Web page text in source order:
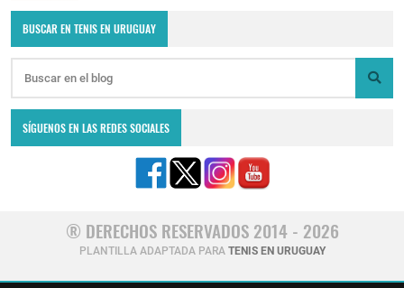
BUSCAR EN TENIS EN URUGUAY
SÍGUENOS EN LAS REDES SOCIALES
® DERECHOS RESERVADOS 2014 - 2026
PLANTILLA ADAPTADA PARA TENIS EN URUGUAY